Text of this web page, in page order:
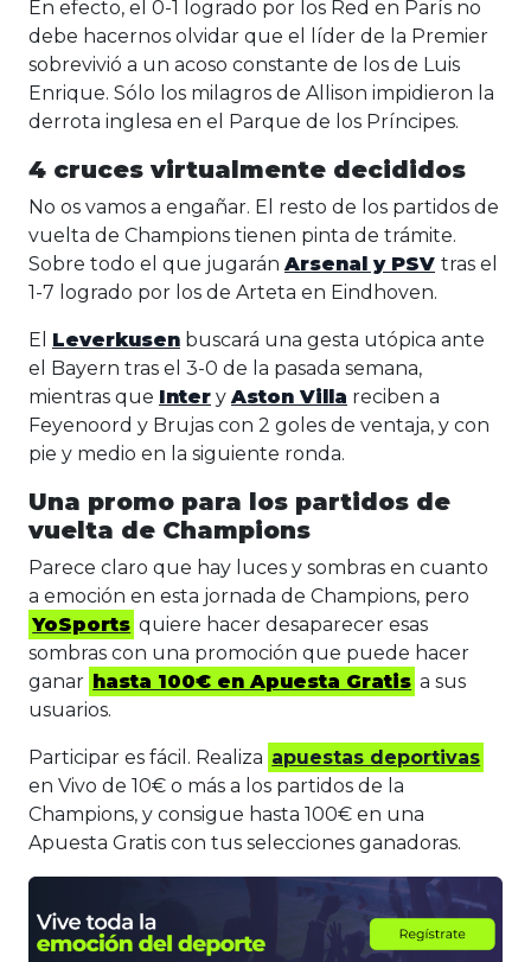
En efecto, el 0-1 logrado por los Red en París no
debe hacernos olvidar que el líder de la Premier
sobrevivió a un acoso constante de los de Luis
Enrique. Sólo los milagros de Allison impidieron la
derrota inglesa en el Parque de los Príncipes.
4 cruces virtualmente decididos
No os vamos a engañar. El resto de los partidos de
vuelta de Champions tienen pinta de trámite.
Sobre todo el que jugaránArsenal y PSV tras el
1-7 logrado por los de Arteta en Eindhoven.
El Leverkusen buscará una gesta utópica ante
el Bayern tras el 3-0 de la pasada semana,
mientras que Inter yAston Villa reciben a
Feyenoord y Brujas con 2 goles de ventaja, y con
pie y medio en la siguiente ronda.
Una promo para los partidos de
vuelta de Champions
Parece claro que hay luces y sombras en cuanto
a emoción en esta jornada de Champions, pero
YoSports quiere hacer desaparecer esas
sombras con una promoción que puede hacer
ganar hasta 100€ en Apuesta Gratis a sus
usuarios.
Participar es fácil. Realiza apuestas deportivas
en Vivo de 10€ o más a los partidos de la
Champions, y consigue hasta 100€ en una
Apuesta Gratis con tus selecciones ganadoras.